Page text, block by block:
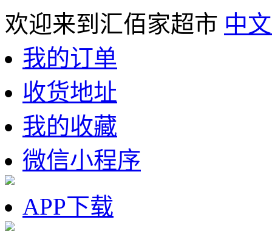
欢迎来到汇佰家超市 中
我的订单
收货地址
我的收藏
微信小程序
APP下载